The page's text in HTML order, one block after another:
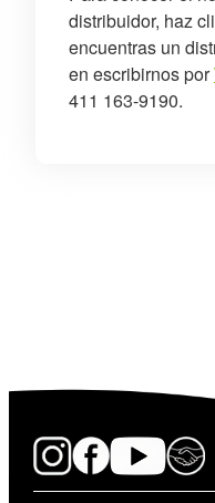
distribuidor, haz
encuentras un
en escribirnos por
411 163-9190.